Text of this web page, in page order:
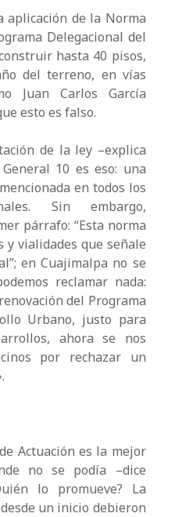
aplicación de la Norma
Delegacional del
hasta 40 pisos,
del terreno, en vías
Juan Carlos García
esto es falso.
de la ley –explica
10 es eso: una
en todos los
Sin embargo,
párrafo: “Esta norma
y vialidades que señale
en Cuajimalpa no se
reclamar nada:
del Programa
Urbano, justo para
ahora se nos
por rechazar un
Actuación es la mejor
no se podía –dice
lo promueve? La
un inicio debieron